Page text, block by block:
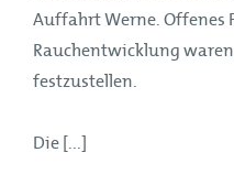
Auffahrt Werne. Offenes
Rauchentwicklung
festzustellen.
Die [...]